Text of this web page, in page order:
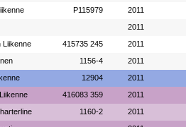
P115979 2011
2011
Liikenne 415735 245 2011
1156-4 2011
12904 2011
416083 359 2011
1160-2 2011